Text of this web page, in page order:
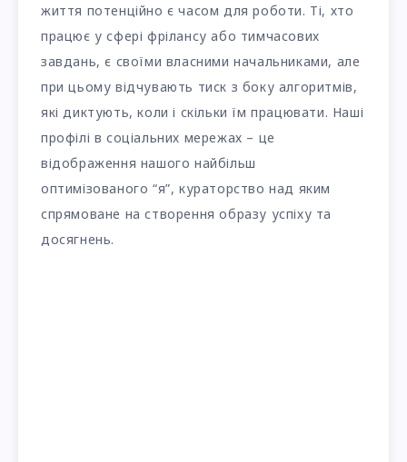
життя потенційно є часом для роботи. Ті, хто
працює у сфері фрілансу або тимчасових
завдань, є своїми власними начальниками, але
при цьому відчувають тиск з боку алгоритмів,
які диктують, коли і скільки їм працювати. Наші
профілі в соціальних мережах – це
відображення нашого найбільш
оптимізованого “я”, кураторство над яким
спрямоване на створення образу успіху та
досягнень.